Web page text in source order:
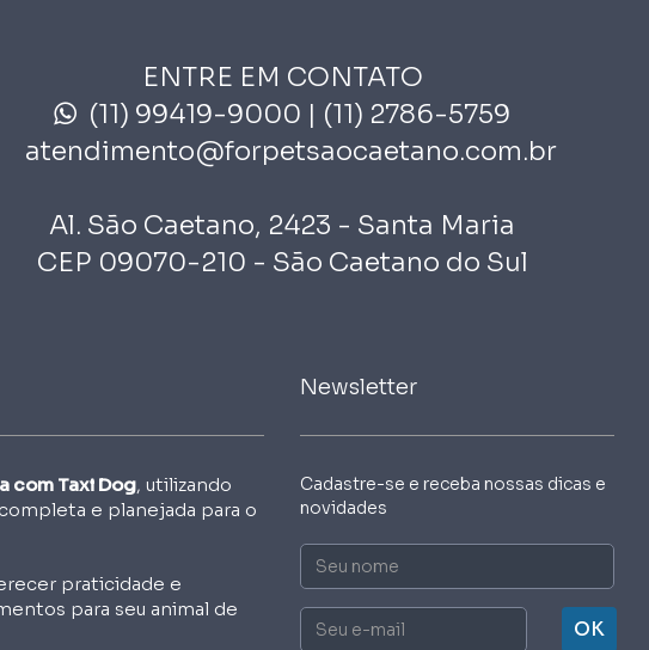
ENTRE EM CONTATO
(11) 99419-9000 | (11) 2786-5759
atendimento@forpetsaocaetano.com.br
Al. São Caetano, 2423 - Santa Maria
CEP 09070-210 - São Caetano do Sul
com Taxi Dog, utilizando
e planejada para o
praticidade e
para seu animal de
Newsletter
Cadastre-se e receba nossas dicas e
novidades
Nome
Email OK